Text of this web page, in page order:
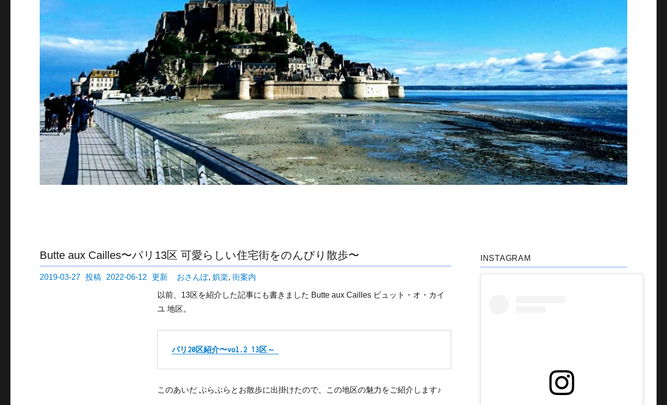
Butte aux Cailles〜パリ13区 可愛らしい住宅街をのんびり散歩〜
投
2019-03-27 2022-06-12
カ
テ
ゴ
ー
おさんぽ,娯楽,街案内
以前、13区を紹介した記事にも書きました Butte aux Cailles ビュット・オ・カイ
ユ 地区。
パリ20区紹介〜vol.2 13区～
このあいだ ぶらぶらとお散歩に出掛けたので、この地区の魅力をご紹介します♪
INSTAGRAM